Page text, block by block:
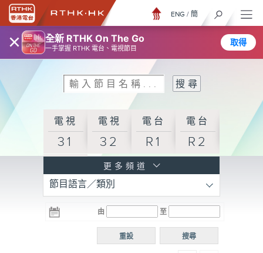
× 全新 RTHK On The Go
一手掌握 RTHK 電台、電視節目
取得
ENG / 簡
電視
31
電視
32
電台
R1
電台
R2
R3
電台 電台
R5
電台
普通
更多頻道
節目語言／類別
由 至
搜尋
重設